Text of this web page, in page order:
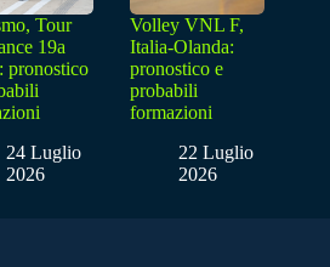
Tour
19a
pronostico
24 Luglio
2026
Volley VNL F,
Italia-Olanda:
pronostico e
probabili
formazioni
22 Luglio
2026